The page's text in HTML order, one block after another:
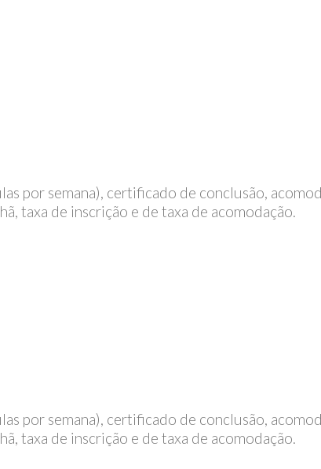
por semana), certificado de conclusão,
taxa de inscrição e de taxa de acomodação.
por semana), certificado de conclusão,
taxa de inscrição e de taxa de acomodação.